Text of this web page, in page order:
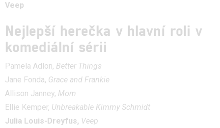
Veep
Nejlepší herečka v hlavní roli v
komediální sérii
Pamela Adlon, Better Things
Jane Fonda, Grace and Frankie
Allison Janney, Mom
Ellie Kemper, Unbreakable Kimmy Schmidt
Julia Louis-Dreyfus, Veep